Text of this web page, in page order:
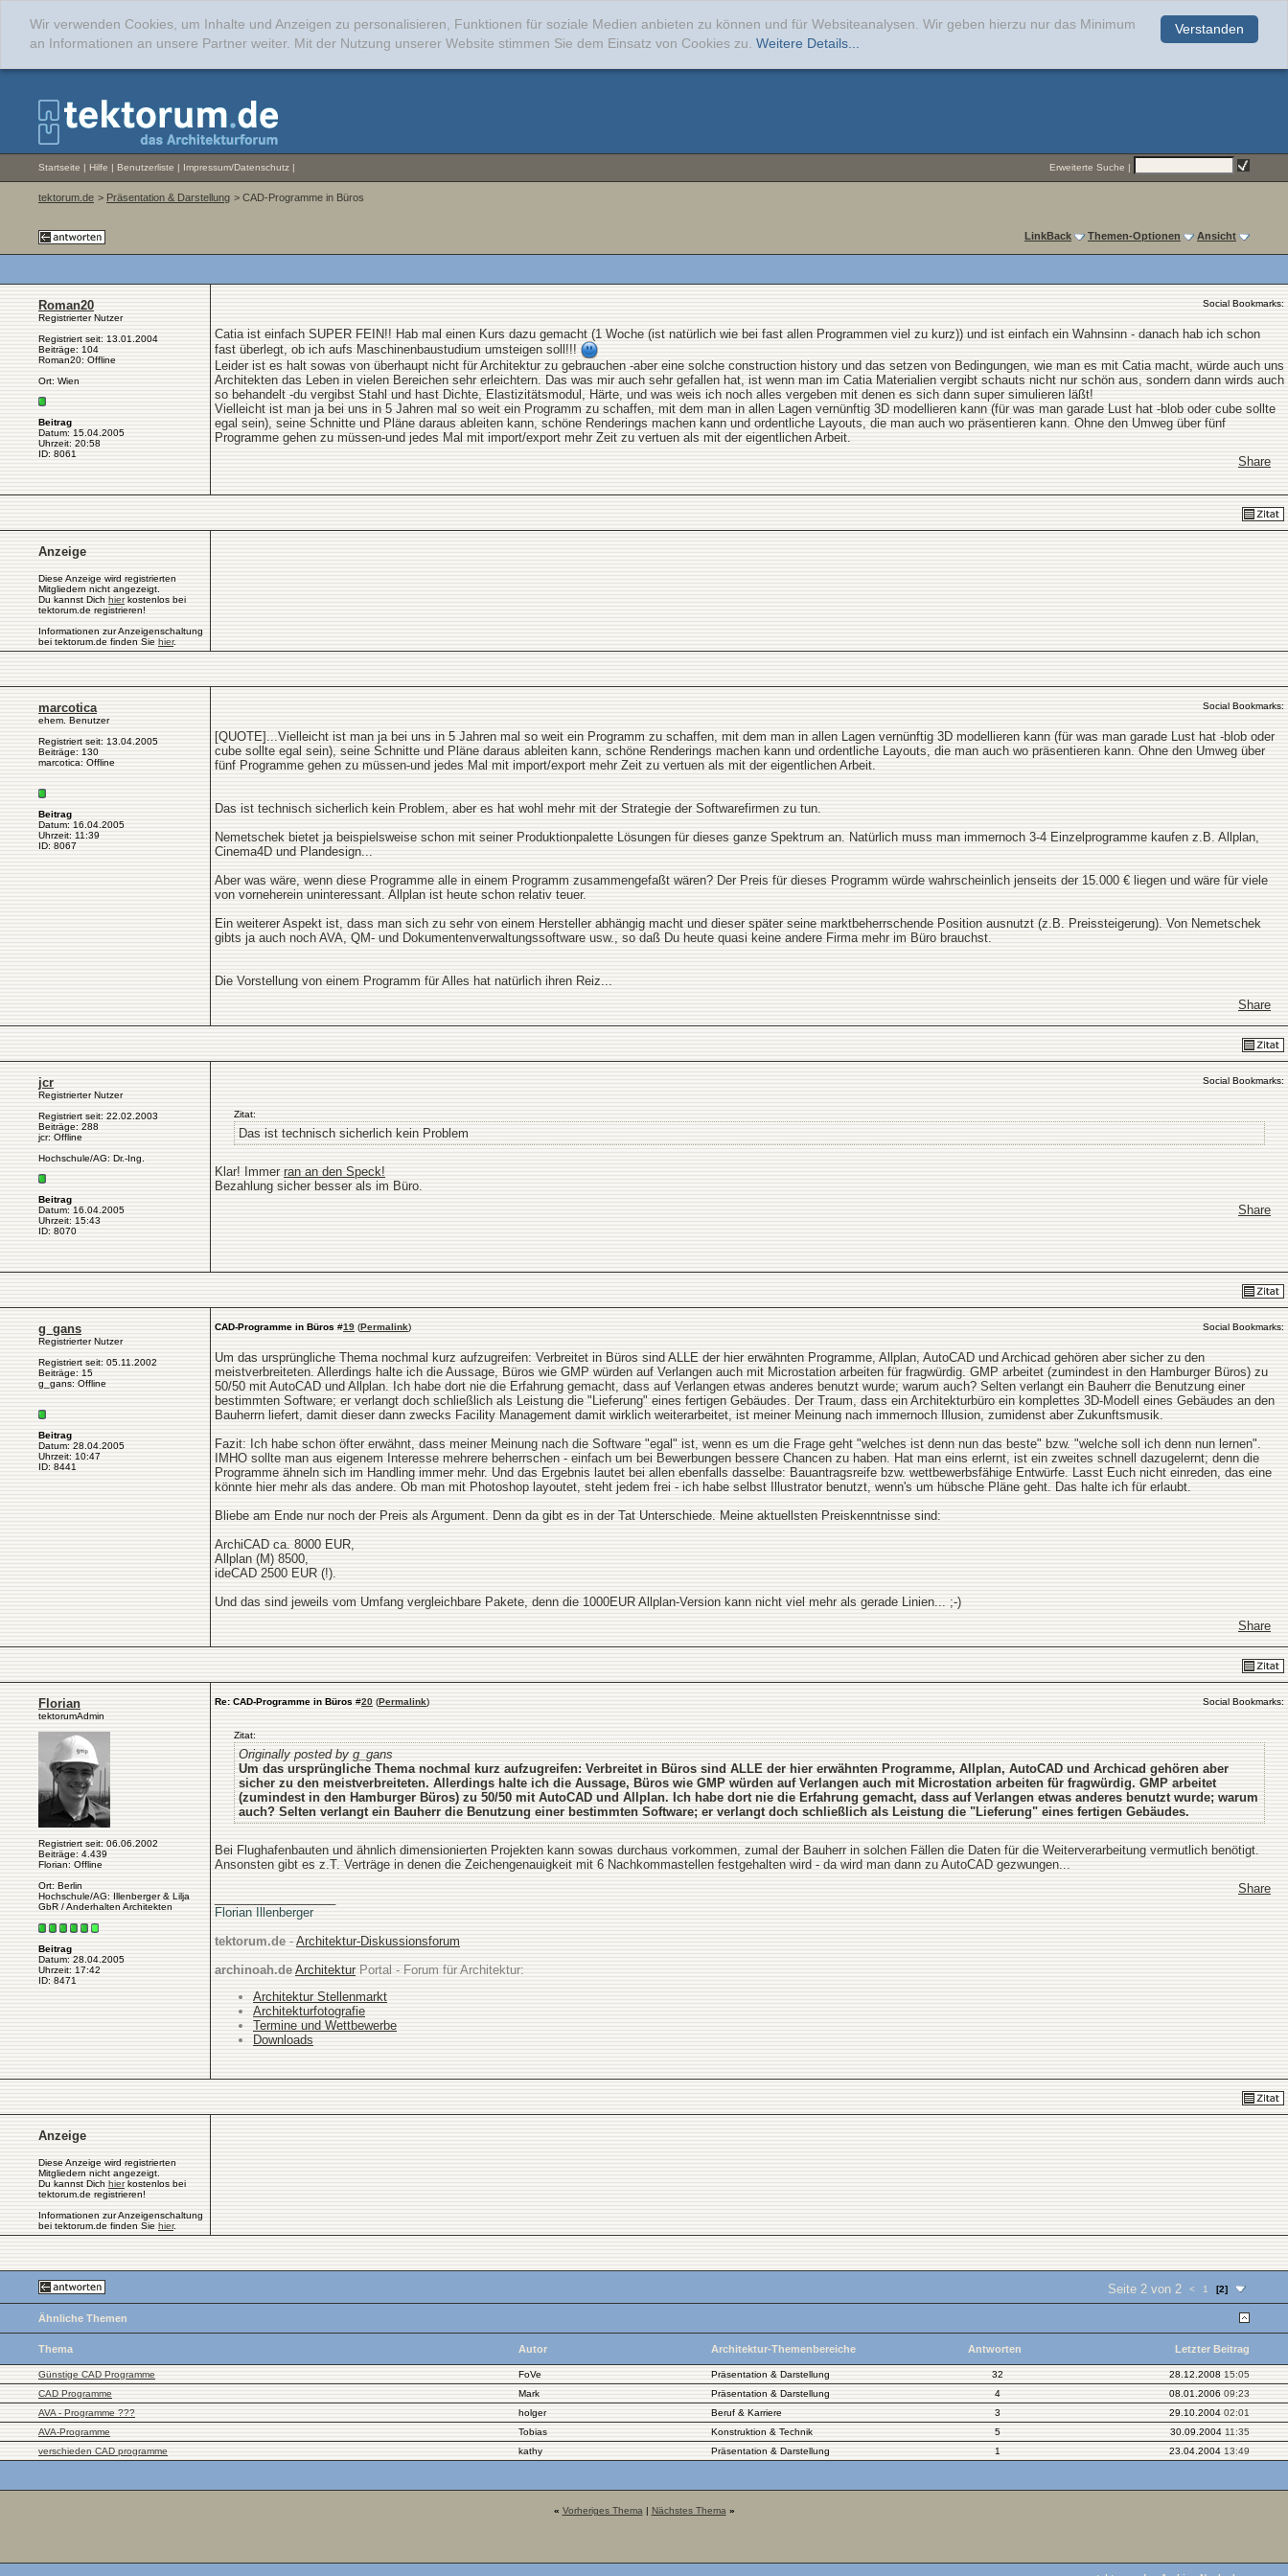
Verstanden
Wir verwenden Cookies, um Inhalte und Anzeigen zu personalisieren, Funktionen für soziale Medien anbieten zu können und für Websiteanalysen. Wir geben hierzu nur das Minimum
an Informationen an unsere Partner weiter. Mit der Nutzung unserer Website stimmen Sie dem Einsatz von Cookies zu. Weitere Details...
Startseite | Hilfe | Benutzerliste | Impressum/Datenschutz | Erweiterte Suche |
tektorum.de > Präsentation & Darstellung > CAD-Programme in Büros
LinkBack Themen-Optionen Ansicht
Roman20
Registrierter Nutzer
Registriert seit: 13.01.2004
Beiträge: 104
Roman20: Offline
Ort: Wien
Beitrag
Datum: 15.04.2005
Uhrzeit: 20:58
ID: 8061
Social Bookmarks:
Catia ist einfach SUPER FEIN!! Hab mal einen Kurs dazu gemacht (1 Woche (ist natürlich wie bei fast allen Programmen viel zu kurz)) und ist einfach ein Wahnsinn - danach hab ich schon
fast überlegt, ob ich aufs Maschinenbaustudium umsteigen soll!!!
Leider ist es halt sowas von überhaupt nicht für Architektur zu gebrauchen -aber eine solche construction history und das setzen von Bedingungen, wie man es mit Catia macht, würde auch uns
Architekten das Leben in vielen Bereichen sehr erleichtern. Das was mir auch sehr gefallen hat, ist wenn man im Catia Materialien vergibt schauts nicht nur schön aus, sondern dann wirds auch
so behandelt -du vergibst Stahl und hast Dichte, Elastizitätsmodul, Härte, und was weis ich noch alles vergeben mit denen es sich dann super simulieren läßt!
Vielleicht ist man ja bei uns in 5 Jahren mal so weit ein Programm zu schaffen, mit dem man in allen Lagen vernünftig 3D modellieren kann (für was man garade Lust hat -blob oder cube sollte
egal sein), seine Schnitte und Pläne daraus ableiten kann, schöne Renderings machen kann und ordentliche Layouts, die man auch wo präsentieren kann. Ohne den Umweg über fünf
Programme gehen zu müssen-und jedes Mal mit import/export mehr Zeit zu vertuen als mit der eigentlichen Arbeit.
Share
Anzeige
Diese Anzeige wird registrierten
Mitgliedern nicht angezeigt.
Du kannst Dich hierkostenlos bei
tektorum.de registrieren!
Informationen zur Anzeigenschaltung
bei tektorum.de finden Sie hier.
marcotica
ehem. Benutzer
Registriert seit: 13.04.2005
Beiträge: 130
marcotica: Offline
Beitrag
Datum: 16.04.2005
Uhrzeit: 11:39
ID: 8067
Social Bookmarks:
[QUOTE]...Vielleicht ist man ja bei uns in 5 Jahren mal so weit ein Programm zu schaffen, mit dem man in allen Lagen vernünftig 3D modellieren kann (für was man garade Lust hat -blob oder
cube sollte egal sein), seine Schnitte und Pläne daraus ableiten kann, schöne Renderings machen kann und ordentliche Layouts, die man auch wo präsentieren kann. Ohne den Umweg über
fünf Programme gehen zu müssen-und jedes Mal mit import/export mehr Zeit zu vertuen als mit der eigentlichen Arbeit.
Das ist technisch sicherlich kein Problem, aber es hat wohl mehr mit der Strategie der Softwarefirmen zu tun.
Nemetschek bietet ja beispielsweise schon mit seiner Produktionpalette Lösungen für dieses ganze Spektrum an. Natürlich muss man immernoch 3-4 Einzelprogramme kaufen z.B. Allplan,
Cinema4D und Plandesign...
Aber was wäre, wenn diese Programme alle in einem Programm zusammengefaßt wären? Der Preis für dieses Programm würde wahrscheinlich jenseits der 15.000 € liegen und wäre für viele
von vorneherein uninteressant. Allplan ist heute schon relativ teuer.
Ein weiterer Aspekt ist, dass man sich zu sehr von einem Hersteller abhängig macht und dieser später seine marktbeherrschende Position ausnutzt (z.B. Preissteigerung). Von Nemetschek
gibts ja auch noch AVA, QM- und Dokumentenverwaltungssoftware usw., so daß Du heute quasi keine andere Firma mehr im Büro brauchst.
Die Vorstellung von einem Programm für Alles hat natürlich ihren Reiz...
Share
jcr
Registrierter Nutzer
Registriert seit: 22.02.2003
Beiträge: 288
jcr: Offline
Hochschule/AG: Dr.-Ing.
Beitrag
Datum: 16.04.2005
Uhrzeit: 15:43
ID: 8070
Social Bookmarks:
Zitat:
Das ist technisch sicherlich kein Problem
Klar! Immer ran an den Speck!
Bezahlung sicher besser als im Büro.
Share
g_gans
Registrierter Nutzer
Registriert seit: 05.11.2002
Beiträge: 15
g_gans: Offline
Beitrag
Datum: 28.04.2005
Uhrzeit: 10:47
ID: 8441
CAD-Programme in Büros #19 (Permalink) Social Bookmarks:
Um das ursprüngliche Thema nochmal kurz aufzugreifen: Verbreitet in Büros sind ALLE der hier erwähnten Programme, Allplan, AutoCAD und Archicad gehören aber sicher zu den
meistverbreiteten. Allerdings halte ich die Aussage, Büros wie GMP würden auf Verlangen auch mit Microstation arbeiten für fragwürdig. GMP arbeitet (zumindest in den Hamburger Büros) zu
50/50 mit AutoCAD und Allplan. Ich habe dort nie die Erfahrung gemacht, dass auf Verlangen etwas anderes benutzt wurde; warum auch? Selten verlangt ein Bauherr die Benutzung einer
bestimmten Software; er verlangt doch schließlich als Leistung die "Lieferung" eines fertigen Gebäudes. Der Traum, dass ein Architekturbüro ein komplettes 3D-Modell eines Gebäudes an den
Bauherrn liefert, damit dieser dann zwecks Facility Management damit wirklich weiterarbeitet, ist meiner Meinung nach immernoch Illusion, zumidenst aber Zukunftsmusik.
Fazit: Ich habe schon öfter erwähnt, dass meiner Meinung nach die Software "egal" ist, wenn es um die Frage geht "welches ist denn nun das beste" bzw. "welche soll ich denn nun lernen".
IMHO sollte man aus eigenem Interesse mehrere beherrschen - einfach um bei Bewerbungen bessere Chancen zu haben. Hat man eins erlernt, ist ein zweites schnell dazugelernt; denn die
Programme ähneln sich im Handling immer mehr. Und das Ergebnis lautet bei allen ebenfalls dasselbe: Bauantragsreife bzw. wettbewerbsfähige Entwürfe. Lasst Euch nicht einreden, das eine
könnte hier mehr als das andere. Ob man mit Photoshop layoutet, steht jedem frei - ich habe selbst Illustrator benutzt, wenn's um hübsche Pläne geht. Das halte ich für erlaubt.
Bliebe am Ende nur noch der Preis als Argument. Denn da gibt es in der Tat Unterschiede. Meine aktuellsten Preiskenntnisse sind:
ArchiCAD ca. 8000 EUR,
Allplan (M) 8500,
ideCAD 2500 EUR (!).
Und das sind jeweils vom Umfang vergleichbare Pakete, denn die 1000EUR Allplan-Version kann nicht viel mehr als gerade Linien... ;-)
Share
Florian
tektorumAdmin
Registriert seit: 06.06.2002
Beiträge: 4.439
Florian: Offline
Ort: Berlin
Hochschule/AG: Illenberger & Lilja
GbR / Anderhalten Architekten
Beitrag
Datum: 28.04.2005
Uhrzeit: 17:42
ID: 8471
Re: CAD-Programme in Büros #20 (Permalink) Social Bookmarks:
Zitat:
Originally posted by g_gans
Um das ursprüngliche Thema nochmal kurz aufzugreifen: Verbreitet in Büros sind ALLE der hier erwähnten Programme, Allplan, AutoCAD und Archicad gehören aber
sicher zu den meistverbreiteten. Allerdings halte ich die Aussage, Büros wie GMP würden auf Verlangen auch mit Microstation arbeiten für fragwürdig. GMP arbeitet
(zumindest in den Hamburger Büros) zu 50/50 mit AutoCAD und Allplan. Ich habe dort nie die Erfahrung gemacht, dass auf Verlangen etwas anderes benutzt wurde; warum
auch? Selten verlangt ein Bauherr die Benutzung einer bestimmten Software; er verlangt doch schließlich als Leistung die "Lieferung" eines fertigen Gebäudes.
Bei Flughafenbauten und ähnlich dimensionierten Projekten kann sowas durchaus vorkommen, zumal der Bauherr in solchen Fällen die Daten für die Weiterverarbeitung vermutlich benötigt.
Ansonsten gibt es z.T. Verträge in denen die Zeichengenauigkeit mit 6 Nachkommastellen festgehalten wird - da wird man dann zu AutoCAD gezwungen...
Share
Florian Illenberger
tektorum.de - Architektur-Diskussionsforum
archinoah.de ArchitekturPortal - Forum für Architektur:
Architektur Stellenmarkt
Architekturfotografie
Termine und Wettbewerbe
Downloads
Anzeige
Diese Anzeige wird registrierten
Mitgliedern nicht angezeigt.
Du kannst Dich hierkostenlos bei
tektorum.de registrieren!
Informationen zur Anzeigenschaltung
bei tektorum.de finden Sie hier.
Seite 2 von 2 < 1 [2]
Ähnliche Themen
Thema Autor Architektur-Themenbereiche Antworten Letzter Beitrag
Günstige CAD Programme FoVe Präsentation & Darstellung 32 28.12.2008 15:05
CAD Programme
Mark Präsentation & Darstellung 4 08.01.2006 09:23
AVA - Programme ???
holger Beruf & Karriere 3 29.10.2004 02:01
AVA-Programme
Tobias Konstruktion & Technik 5 30.09.2004 11:35
verschieden CAD programme
kathy Präsentation & Darstellung 1 23.04.2004 13:49
« Vorheriges Thema | Nächstes Thema »